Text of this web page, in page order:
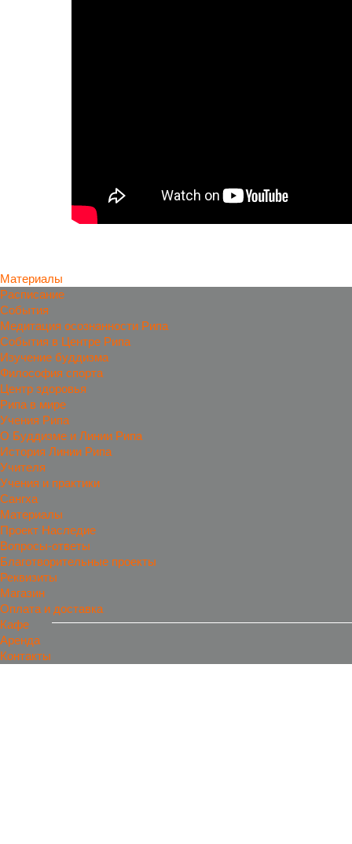
Материалы
Расписание
События
Медитация осознанности Рипа
События в Центре Рипа
Изучение буддизма
Философия спорта
Центр здоровья
Рипа в мире
Учения Рипа
О Буддизме и Линии Рипа
История Линии Рипа
Учителя
Учения и практики
Сангха
Материалы
Проект Наследие
Вопросы-ответы
Благотворительные проекты
Реквизиты
Магазин
Оплата и доставка
Кафе
Аренда
Контакты